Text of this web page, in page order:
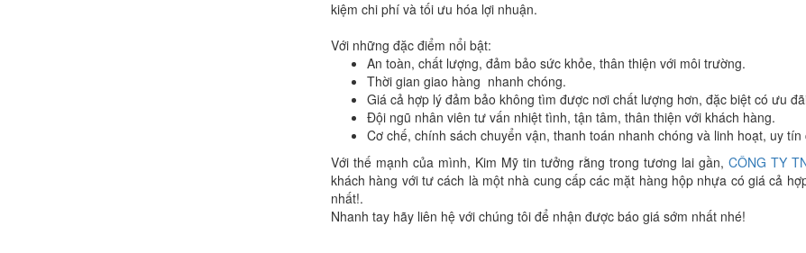
kiệm chi phí và tối ưu hóa lợi nhuận.
Với những đặc điểm nổi bật:
An toàn, chất lượng, đảm bảo sức khỏe, thân thiện với môi trường.
Thời gian giao hàng nhanh chóng.
Giá cả hợp lý đảm bảo không tìm được nơi chất lượng hơn, đặc biệt có ưu
Đội ngũ nhân viên tư vấn nhiệt tình, tận tâm, thân thiện với khách hàng.
Cơ chế, chính sách chuyển vận, thanh toán nhanh chóng và linh hoạt, uy tín
Với thế mạnh của mình, Kim Mỹ tin tưởng rằng trong tương lai gần, CÔNG TY
khách hàng với tư cách là một nhà cung cấp các mặt hàng hộp nhựa có giá cả
nhất!.
Nhanh tay hãy liên hệ với chúng tôi để nhận được báo giá sớm nhất nhé!